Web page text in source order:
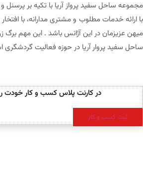
مجموعه ساحل سفید پرواز آریا با تکیه بر
با ارائه خدمات مطلوب و مشتری مدارانه، با
میهن عزیزمان در این آژانس باشد . این مهم برگ
ساحل سفید پروار آریا در حوزه فعالیت
در کارنت پلاس کسب و کار خودت
ثبت کسب و کار